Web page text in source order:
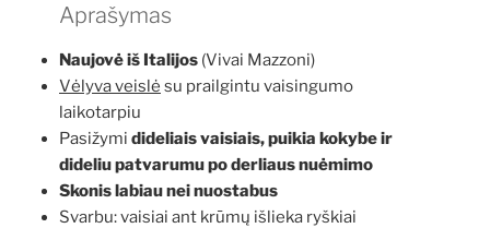
Aprašymas
Naujovė iš Italijos (Vivai Mazzoni)
Vėlyva veislė su prailgintu vaisingumo
laikotarpiu
Pasižymi dideliais vaisiais,puikia kokybe ir
dideliu patvarumu po derliaus nuėmimo
Skonis labiau nei nuostabus
Svarbu: vaisiai ant krūmų išlieka ryškiai